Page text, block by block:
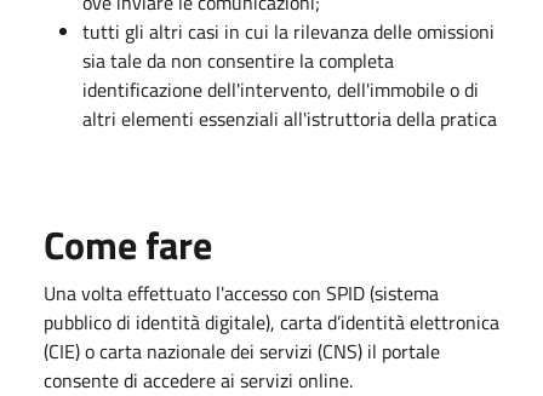
tutti gli altri casi in cui la rilevanza delle omissioni
sia tale da non consentire la completa
identificazione dell'intervento, dell'immobile o di
altri elementi essenziali all'istruttoria della pratica
Come fare
Una volta effettuato l'accesso con SPID (sistema
pubblico di identità digitale), carta d’identità elettronica
(CIE) o carta nazionale dei servizi (CNS) il portale
consente di accedere ai servizi online.